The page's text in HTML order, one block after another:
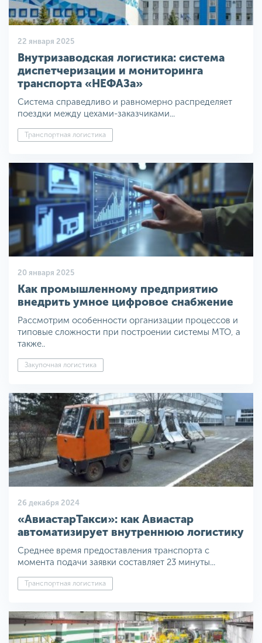
22 января 2025
Внутризаводская логистика: система
диспетчеризации и мониторинга
транспорта «НЕФАЗа»
Система справедливо и равномерно распределяет
поездки между цехами-заказчиками...
Транспортная логистика
20 января 2025
Как промышленному предприятию
внедрить умное цифровое снабжение
Рассмотрим особенности организации процессов и
типовые сложности при построении системы МТО, а
также..
Закупочная логистика
26 декабря 2024
«АвиастарТакси»: как Авиастар
автоматизирует внутреннюю логистику
Среднее время предоставления транспорта с
момента подачи заявки составляет 23 минуты...
Транспортная логистика